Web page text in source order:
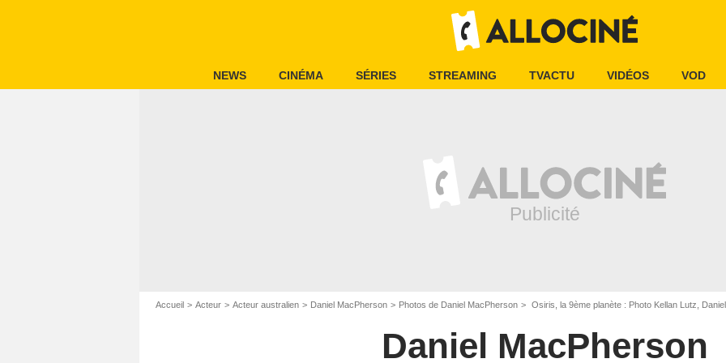
NEWS CINÉMA SÉRIES STREAMING TVACTU VIDÉOS VOD
Accueil Acteur Acteur australien Daniel MacPherson Photos de Daniel MacPherson Osiris, la 9ème planète : Photo Kellan Lutz,
Daniel MacPherson